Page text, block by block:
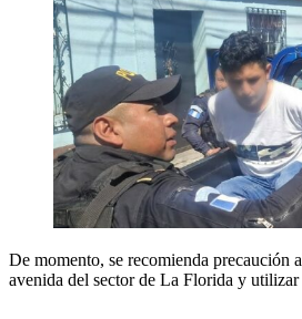
De momento, se recomienda precaución
avenida del sector de La Florida y utilizar